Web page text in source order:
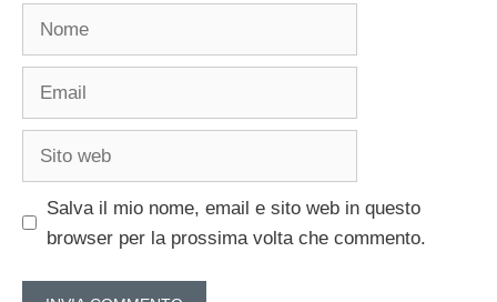
Salva il mio nome, email e sito web in questo
browser per la prossima volta che commento.